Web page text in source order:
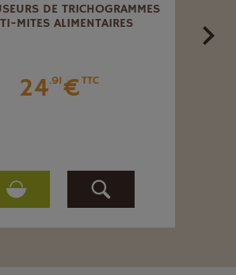
DE TRICHOGRAMMES
MITES ALIMENTAIRES
24.91€TTC